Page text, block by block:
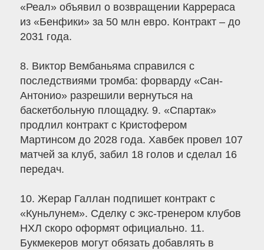
«Реал» объявил о возвращении Каррераса
из «Бенфики» за 50 млн евро. Контракт – до
2031 года.
8. Виктор Вембаньяма справился с
последствиями тромба: форварду «Сан-
Антонио» разрешили вернуться на
баскетбольную площадку. 9. «Спартак»
продлил контракт с Кристофером
Мартинсом до 2028 года. Хавбек провел 107
матчей за клуб, забил 18 голов и сделал 16
передач.
10. Жерар Галлан подпишет контракт с
«Куньлунем». Сделку с экс-тренером клубов
НХЛ скоро оформят официально. 11.
Букмекеров могут обязать добавлять в